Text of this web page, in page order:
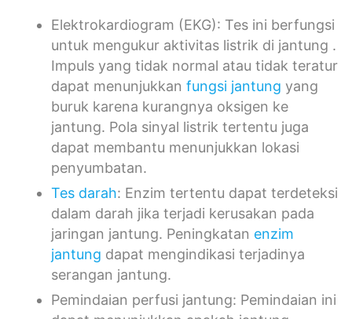
Elektrokardiogram (EKG): Tes ini berfungsi
untuk mengukur aktivitas listrik di jantung .
Impuls yang tidak normal atau tidak teratur
dapat menunjukkan fungsi jantung yang
buruk karena kurangnya oksigen ke
jantung. Pola sinyal listrik tertentu juga
dapat membantu menunjukkan lokasi
penyumbatan.
Tes darah: Enzim tertentu dapat terdeteksi
dalam darah jika terjadi kerusakan pada
jaringan jantung. Peningkatan enzim
jantung dapat mengindikasi terjadinya
serangan jantung.
Pemindaian perfusi jantung: Pemindaian ini